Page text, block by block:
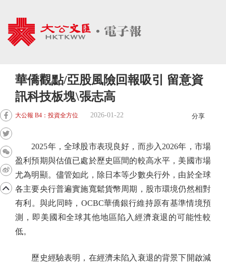
華僑觀點/亞股風險回報吸引 留意資
訊科技板塊\張志高
大公報 B4：投資全方位 2026-01-22 分享
2025年，全球股市表現良好，而步入2026年，市場
盈利預期與估值已處於歷史區間的較高水平，美國市場
尤為明顯。儘管如此，除日本等少數央行外，由於全球
各主要央行普遍實施寬鬆貨幣周期，股市環境仍然相對
有利。與此同時，OCBC華僑銀行維持原有基準情境預
測，即美國和全球其他地區陷入經濟衰退的可能性較
低。
歷史經驗表明，在經濟未陷入衰退的背景下開啟減